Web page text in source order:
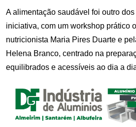
A alimentação saudável foi outro
iniciativa, com um workshop prático
nutricionista Maria Pires Duarte e
Helena Branco, centrado na
equilibrados e acessíveis ao dia a